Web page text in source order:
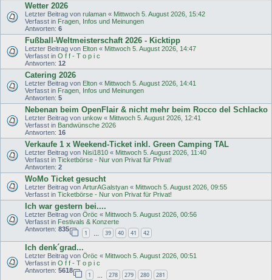
Wetter 2026
Letzter Beitrag von rulaman « Mittwoch 5. August 2026, 15:42
Verfasst in Fragen, Infos und Meinungen
Antworten: 6
Fußball-Weltmeisterschaft 2026 - Kicktipp
Letzter Beitrag von Elton « Mittwoch 5. August 2026, 14:47
Verfasst in O f f - T o p i c
Antworten: 12
Catering 2026
Letzter Beitrag von Elton « Mittwoch 5. August 2026, 14:41
Verfasst in Fragen, Infos und Meinungen
Antworten: 5
Nebenan beim OpenFlair & nicht mehr beim Rocco del Schlacko
Letzter Beitrag von unkow « Mittwoch 5. August 2026, 12:41
Verfasst in Bandwünsche 2026
Antworten: 16
Verkaufe 1 x Weekend-Ticket inkl. Green Camping TAL
Letzter Beitrag von Nisi1810 « Mittwoch 5. August 2026, 11:40
Verfasst in Ticketbörse - Nur von Privat für Privat!
Antworten: 2
WoMo Ticket gesucht
Letzter Beitrag von ArturAGalstyan « Mittwoch 5. August 2026, 09:55
Verfasst in Ticketbörse - Nur von Privat für Privat!
Ich war gestern bei....
Letzter Beitrag von Öröc « Mittwoch 5. August 2026, 00:56
Verfasst in Festivals & Konzerte
Antworten: 835
1 39 40 41 42
Ich denk´grad...
Letzter Beitrag von Öröc « Mittwoch 5. August 2026, 00:51
Verfasst in O f f - T o p i c
Antworten: 5618
1 278 279 280 281